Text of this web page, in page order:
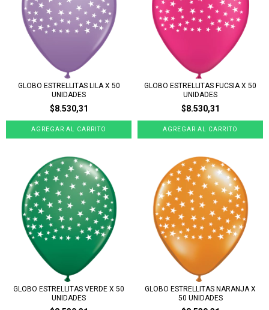
GLOBO ESTRELLITAS LILA X 50
UNIDADES
$8.530,31
GLOBO ESTRELLITAS FUCSIA X 50
UNIDADES
$8.530,31
GLOBO ESTRELLITAS VERDE X 50
UNIDADES
GLOBO ESTRELLITAS NARANJA X
50 UNIDADES